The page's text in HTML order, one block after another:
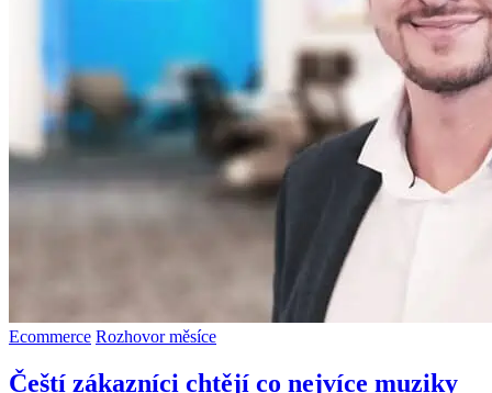
Ecommerce Rozhovor měsíce
Čeští zákazníci chtějí co nejvíce muziky